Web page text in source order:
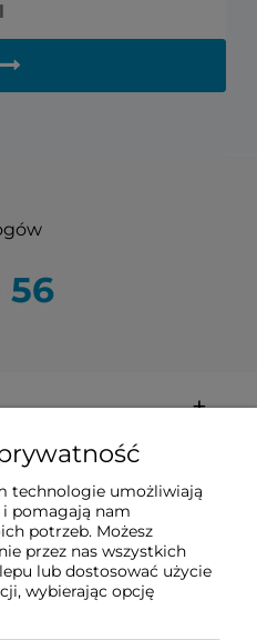
56
technologie umożliwiają
i pomagają nam
potrzeb. Możesz
przez nas wszystkich
lub dostosować użycie
wybierając opcję